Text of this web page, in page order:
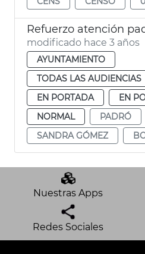
Refuerzo atención
modificado hace 3 años
AYUNTAMIENTO
TODAS LAS AUDIENCIAS
EN PORTADA
EN
NORMAL
PADRÓ
SANDRA GÓMEZ
Nuestras Apps
Redes Sociales